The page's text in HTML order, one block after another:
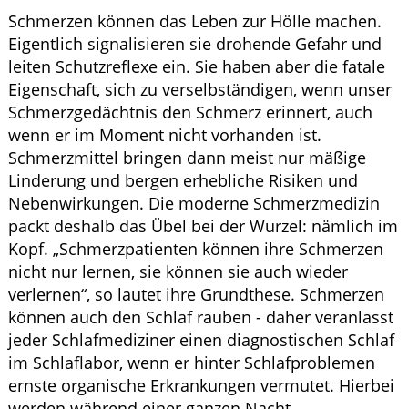
GESUND IM ALTER
Schmerzen können das Leben zur Hölle machen.
Eigentlich signalisieren sie drohende Gefahr und
leiten Schutzreflexe ein. Sie haben aber die fatale
Eigenschaft, sich zu verselbständigen, wenn unser
Schmerzgedächtnis den Schmerz erinnert, auch
wenn er im Moment nicht vorhanden ist.
Schmerzmittel bringen dann meist nur mäßige
Linderung und bergen erhebliche Risiken und
Nebenwirkungen. Die moderne Schmerzmedizin
packt deshalb das Übel bei der Wurzel: nämlich im
Kopf. „Schmerzpatienten können ihre Schmerzen
nicht nur lernen, sie können sie auch wieder
verlernen“, so lautet ihre Grundthese. Schmerzen
können auch den Schlaf rauben - daher veranlasst
jeder Schlafmediziner einen diagnostischen Schlaf
im Schlaflabor, wenn er hinter Schlafproblemen
ernste organische Erkrankungen vermutet. Hierbei